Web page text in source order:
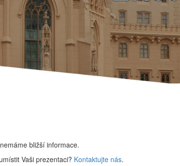
bližší informace.
Vaši prezentaci? Kontaktujte nás.